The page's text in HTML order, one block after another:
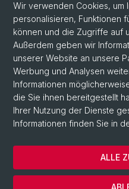
Social Media
Linkedin
Bluesky
© Universität Basel
Philosophisch-Historische
Home
Datenschutzerklärung
Wir verwenden Cookies, um
personalisieren, Funktionen
können und die Zugriffe auf
Außerdem geben wir
unserer Website an unsere
Werbung und Analysen
Informationen
die Sie ihnen bereitgestellt
Ihrer Nutzung der Dienste
Informationen finden Sie in
ALLE